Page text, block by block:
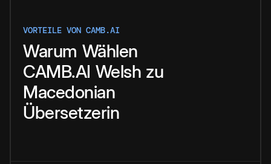
VORTEILE VON CAMB.AI
Warum Wählen
CAMB.AI Welsh zu
Macedonian
Übersetzerin